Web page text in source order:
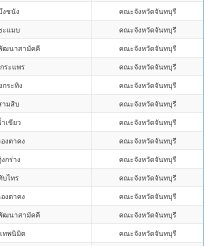
งชนัง
คณะจังหวัดจันทบุรี
ะแมบ
คณะจังหวัดจันทบุรี
ฒนาสามัคคี
คณะจังหวัดจันทบุรี
ระแพร
คณะจังหวัดจันทบุรี
กระทิง
คณะจังหวัดจันทบุรี
ามสิบ
คณะจังหวัดจันทบุรี
เขียว
คณะจังหวัดจันทบุรี
งตาคง
คณะจังหวัดจันทบุรี
กร่าง
คณะจังหวัดจันทบุรี
บไทร
คณะจังหวัดจันทบุรี
งตาคง
คณะจังหวัดจันทบุรี
ฒนาสามัคคี
คณะจังหวัดจันทบุรี
ทพนิมิต
คณะจังหวัดจันทบุรี